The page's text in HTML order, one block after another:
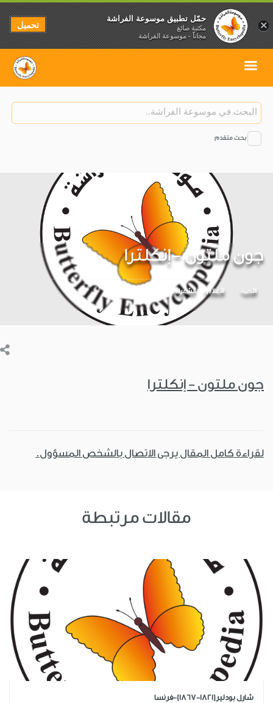
بحث متقدم
جون ملتون - إنكلترا
الأدب الأعلام الشعراء
جون ملتون - إنكلترا
لقراءة كامل المقال يرجى الاتصال بالشخص المسؤول.
مقالات مرتبطة
شارل بودلير(1821-1867)-فرنسا
×
حمّل تطبيق موسوعة الفراشة
مكتبة صائغ
مجاناً - موسوعة الفراشة
تحميل